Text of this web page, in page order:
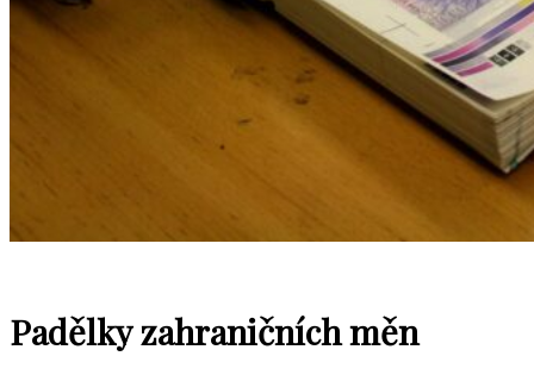
Padělky zahraničních měn